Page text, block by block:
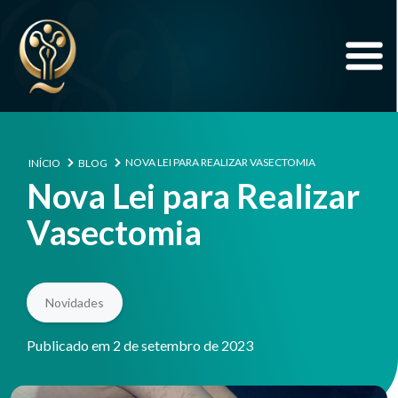
INÍCIO BLOG NOVA LEI PARA REALIZAR VASECTOMIA
Nova Lei para Realizar
Vasectomia
Novidades
Publicado em 2 de setembro de 2023